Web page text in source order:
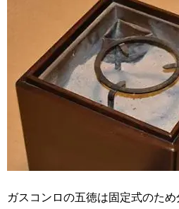
ガスコンロの五徳は固定式のた